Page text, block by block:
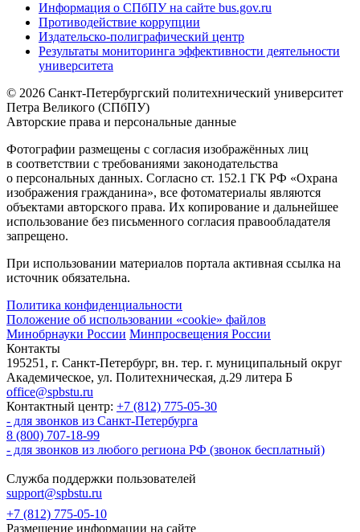
Информация о СПбПУ на сайте bus.gov.ru
Противодействие коррупции
Издательско-полиграфический центр
Результаты мониторинга эффективности деятельности
университета
© 2026 Санкт-Петербургский политехнический университет
Петра Великого (СПбПУ)
Авторские права и персональные данные
Фотографии размещены с согласия изображённых лиц
в соответствии с требованиями законодательства
о персональных данных. Согласно ст. 152.1 ГК РФ «Охрана
изображения гражданина», все фотоматериалы являются
объектами авторского права. Их копирование и дальнейшее
использование без письменного согласия правообладателя
запрещено.
При использовании материалов портала активная ссылка на
источник обязательна.
Политика конфиденциальности
Положение об использовании «cookie» файлов
Минобрнауки России Минпросвещения России
Контакты
195251, г. Санкт-Петербург, вн. тер. г. муниципальный округ
Академическое, ул. Политехническая, д.29 литера Б
office@spbstu.ru
Контактный центр: +7 (812) 775-05-30
- для звонков из Санкт-Петербурга
8 (800) 707-18-99
- для звонков из любого региона РФ (звонок бесплатный)
Служба поддержки пользователей
support@spbstu.ru
+7 (812) 775-05-10
Размещение информации на сайте